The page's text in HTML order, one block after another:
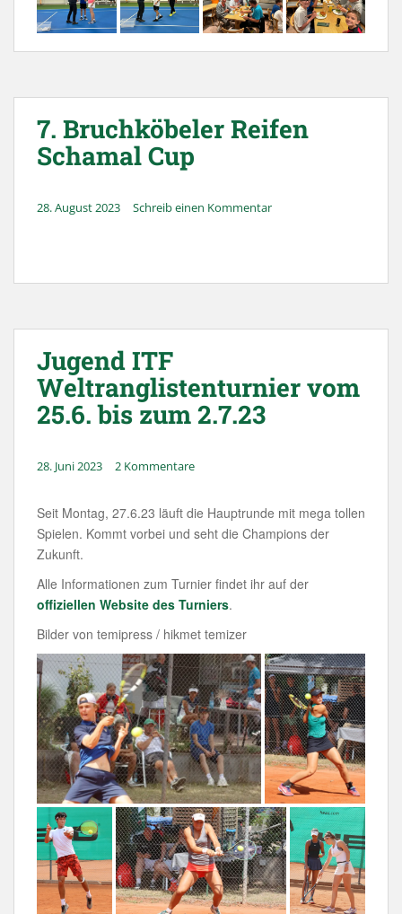
7. Bruchköbeler Reifen
Schamal Cup
28. August 2023 Schreib einen Kommentar
Jugend ITF
Weltranglistenturnier vom
25.6. bis zum 2.7.23
28. Juni 2023 2 Kommentare
Seit Montag, 27.6.23 läuft die Hauptrunde mit mega tollen
Spielen. Kommt vorbei und seht die Champions der
Zukunft.
Alle Informationen zum Turnier findet ihr auf der
offiziellen Website des Turniers.
Bilder von temipress / hikmet temizer